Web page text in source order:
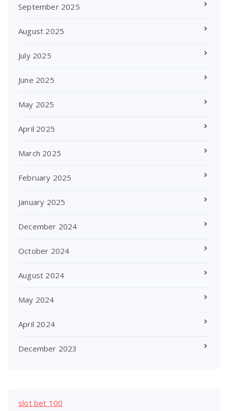
September 2025
August 2025
July 2025
June 2025
May 2025
April 2025
March 2025
February 2025
January 2025
December 2024
October 2024
August 2024
May 2024
April 2024
December 2023
slot bet 100